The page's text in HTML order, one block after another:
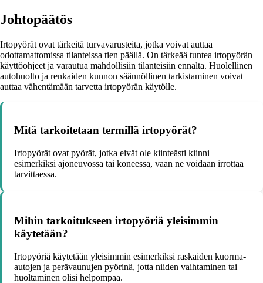
Johtopäätös
Irtopyörät ovat tärkeitä turvavarusteita, jotka voivat auttaa
odottamattomissa tilanteissa tien päällä. On tärkeää tuntea irtopyörän
käyttöohjeet ja varautua mahdollisiin tilanteisiin ennalta. Huolellinen
autohuolto ja renkaiden kunnon säännöllinen tarkistaminen voivat
auttaa vähentämään tarvetta irtopyörän käytölle.
Mitä tarkoitetaan termillä irtopyörät?
Irtopyörät ovat pyörät, jotka eivät ole kiinteästi kiinni
esimerkiksi ajoneuvossa tai koneessa, vaan ne voidaan irrottaa
tarvittaessa.
Mihin tarkoitukseen irtopyöriä yleisimmin
käytetään?
Irtopyöriä käytetään yleisimmin esimerkiksi raskaiden kuorma-
autojen ja perävaunujen pyörinä, jotta niiden vaihtaminen tai
huoltaminen olisi helpompaa.